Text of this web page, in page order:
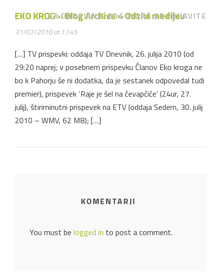
EKO KROG » Blog Archive » Odzivi medijev
31/07/2010 at 17:45
ZA DODAJANJE ODGOVORA SE PRIJAVITE
[…] TV prispevki: oddaja TV Dnevnik, 26. julija 2010 (od
29:20 naprej; v posebnem prispevku Članov Eko kroga ne
bo k Pahorju še ni dodatka, da je sestanek odpovedal tudi
premier), prispevek ‘Raje je šel na čevapčiče’ (24ur, 27.
julij), štiriminutni prispevek na ETV (oddaja Sedem, 30. julij
2010 – WMV, 62 MB); […]
KOMENTARJI
You must be logged in to post a comment.